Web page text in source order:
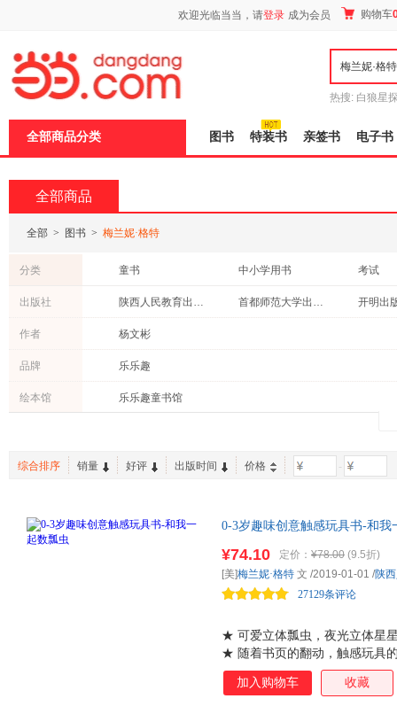
欢迎光临当当，请登录 成为会员 购物车
热搜: 白狼星
全部商品分类 图书 特装书 亲签书 电子书
全部商品
全部 > 图书 > 梅兰妮·格特
分类 童书 中小学用书
考试
管理
教材 小说
出版社 陕西人民教育出版社 首都师范大学出版社 开明出
作者 杨文彬
品牌 乐乐趣
绘本馆
乐乐趣童书馆
综合排序 销量 好评 出版时间 价格 -
0-3岁趣味创意触感玩具书-和
主入睡！宝宝边摸边思考，颜
★ 可爱立体瓢虫，夜光立体星
★ 随着书页的翻动，触感玩具
宝宝观察力。 ★ 构思巧妙的故
睡。 ★ 关键词中英双语，促
¥74.10 定价： ¥78.00 (9.5折)
27129条评论
[美]梅兰妮·格特 文 /2019-01-01 /陕
加入购物车 收藏
页
加